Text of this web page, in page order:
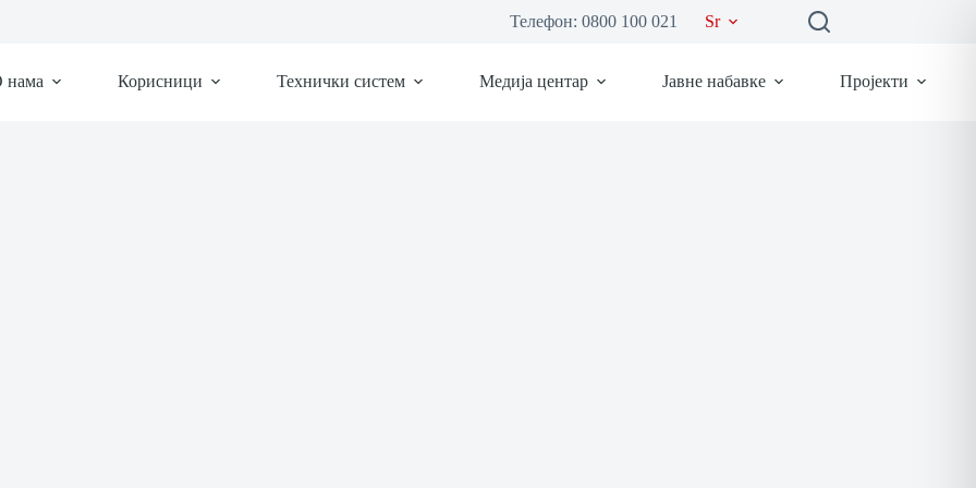
Телефон: 0800 100 021 Sr
нама Корисници Технички систем Медија центар Јавне набавке Пројекти